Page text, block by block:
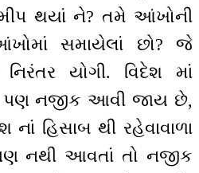
થયાં ને? તમે આંખોની
સમાયેલાં છો? જે
યોગી. વિદેશ માં
પણ નજીક આવી જાય છે,
હિસાબ થી રહેવાવાળા
નથી આવતાં તો નજીક